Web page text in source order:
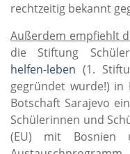
rechtzeitig bekannt
Außerdem empfiehlt
die Stiftung
helfen-leben (1.
gegründet wurde!)
Botschaft Sarajevo
Schülerinnen und
(EU) mit Bosnien